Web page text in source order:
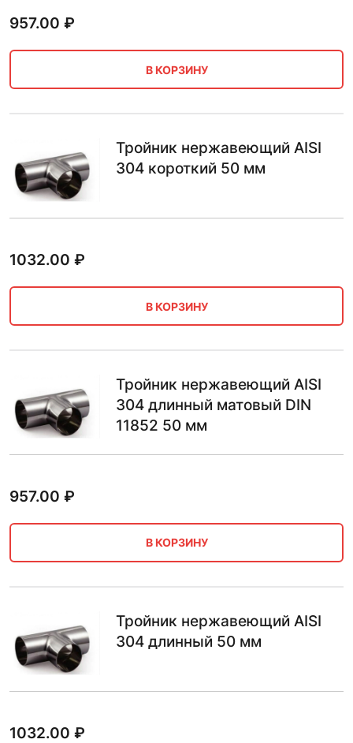
957.00 ₽
В КОРЗИНУ
Тройник нержавеющий AISI
304 короткий 50 мм
1032.00 ₽
В КОРЗИНУ
Тройник нержавеющий AISI
304 длинный матовый DIN
11852 50 мм
957.00 ₽
В КОРЗИНУ
Тройник нержавеющий AISI
304 длинный 50 мм
1032.00 ₽